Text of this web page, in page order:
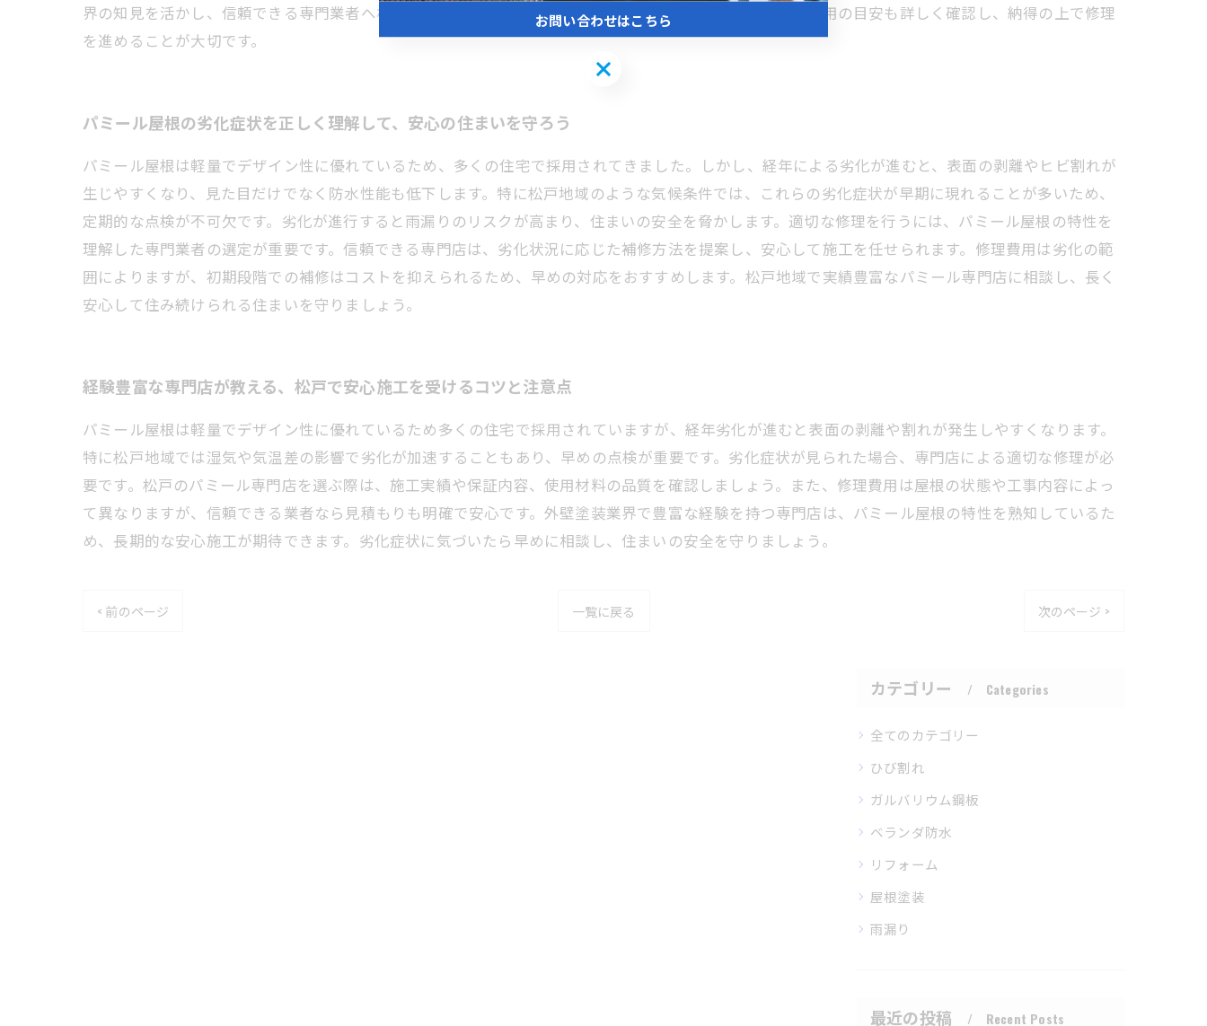
界の知見を活かし、信頼できる専門業者へ相談することで、住まいの安全性と快適性を維持しましょう。費用の目安も詳しく確認し、納得の上で修理
を進めることが大切です。
パミール屋根の劣化症状を正しく理解して、安心の住まいを守ろう
パミール屋根は軽量でデザイン性に優れているため、多くの住宅で採用されてきました。しかし、経年による劣化が進むと、表面の剥離やヒビ割れが
生じやすくなり、見た目だけでなく防水性能も低下します。特に松戸地域のような気候条件では、これらの劣化症状が早期に現れることが多いため、
定期的な点検が不可欠です。劣化が進行すると雨漏りのリスクが高まり、住まいの安全を脅かします。適切な修理を行うには、パミール屋根の特性を
理解した専門業者の選定が重要です。信頼できる専門店は、劣化状況に応じた補修方法を提案し、安心して施工を任せられます。修理費用は劣化の範
囲によりますが、初期段階での補修はコストを抑えられるため、早めの対応をおすすめします。松戸地域で実績豊富なパミール専門店に相談し、長く
安心して住み続けられる住まいを守りましょう。
経験豊富な専門店が教える、松戸で安心施工を受けるコツと注意点
パミール屋根は軽量でデザイン性に優れているため多くの住宅で採用されていますが、経年劣化が進むと表面の剥離や割れが発生しやすくなります。
特に松戸地域では湿気や気温差の影響で劣化が加速することもあり、早めの点検が重要です。劣化症状が見られた場合、専門店による適切な修理が必
要です。松戸のパミール専門店を選ぶ際は、施工実績や保証内容、使用材料の品質を確認しましょう。また、修理費用は屋根の状態や工事内容によっ
て異なりますが、信頼できる業者なら見積もりも明確で安心です。外壁塗装業界で豊富な経験を持つ専門店は、パミール屋根の特性を熟知しているた
め、長期的な安心施工が期待できます。劣化症状に気づいたら早めに相談し、住まいの安全を守りましょう。
< 前のページ 一覧に戻る 次のページ >
カテゴリー Categories
全てのカテゴリー
ひび割れ
ガルバリウム鋼板
ベランダ防水
リフォーム
屋根塗装
雨漏り
最近の投稿 Recent Posts
お問い合わせはこちら
お問い合わせはこちら